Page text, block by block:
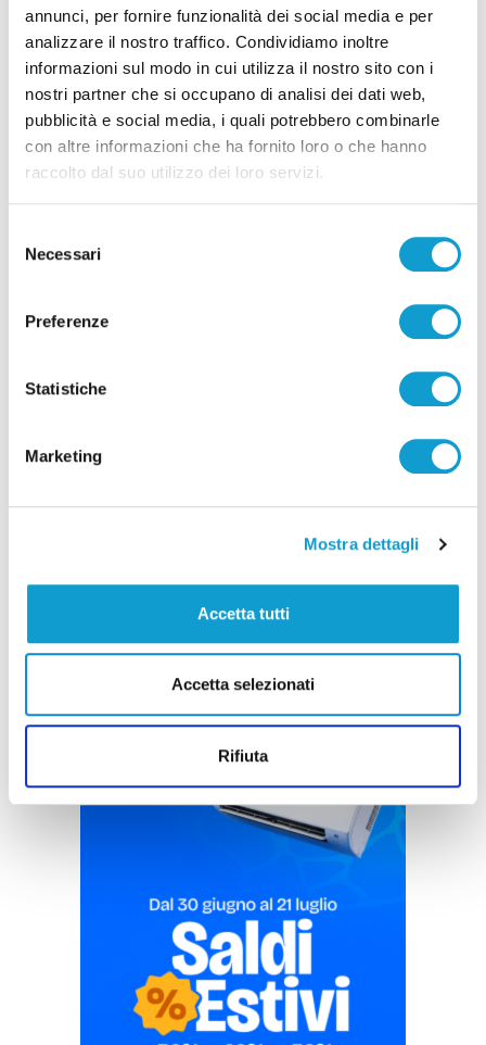
annunci, per fornire funzionalità dei social media e per
analizzare il nostro traffico. Condividiamo inoltre
informazioni sul modo in cui utilizza il nostro sito con i
nostri partner che si occupano di analisi dei dati web,
pubblicità e social media, i quali potrebbero combinarle
con altre informazioni che ha fornito loro o che hanno
raccolto dal suo utilizzo dei loro servizi.
delNecessari
Preferenze
Statistiche
Marketing
Mostra dettagli
Accetta tutti
Accetta selezionati
Rifiuta
Correlati
Settore Giovanile Academy - Alessandro Re, da